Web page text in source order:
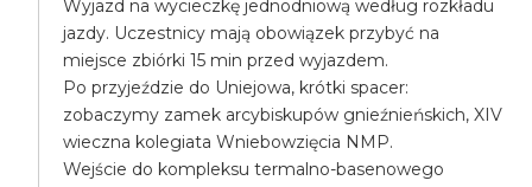
Wyjazd na wycieczkę jednodniową według rozkładu
jazdy. Uczestnicy mają obowiązek przybyć na
miejsce zbiórki 15 min przed wyjazdem.
Po przyjeździe do Uniejowa, krótki spacer:
zobaczymy zamek arcybiskupów gnieźnieńskich, XIV
wieczna kolegiata Wniebowzięcia NMP.
Wejście do kompleksu termalno-basenowego